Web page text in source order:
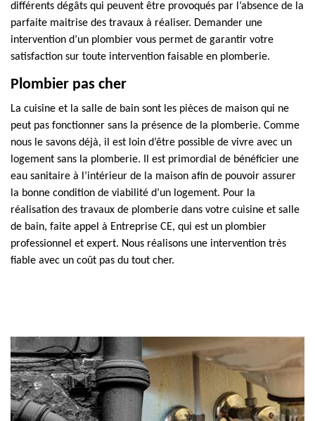
différents dégâts qui peuvent être provoqués par l’absence de la
parfaite maitrise des travaux à réaliser. Demander une
intervention d’un plombier vous permet de garantir votre
satisfaction sur toute intervention faisable en plomberie.
Plombier pas cher
La cuisine et la salle de bain sont les pièces de maison qui ne
peut pas fonctionner sans la présence de la plomberie. Comme
nous le savons déjà, il est loin d’être possible de vivre avec un
logement sans la plomberie. Il est primordial de bénéficier une
eau sanitaire à l’intérieur de la maison afin de pouvoir assurer
la bonne condition de viabilité d’un logement. Pour la
réalisation des travaux de plomberie dans votre cuisine et salle
de bain, faite appel à Entreprise CE, qui est un plombier
professionnel et expert. Nous réalisons une intervention très
fiable avec un coût pas du tout cher.